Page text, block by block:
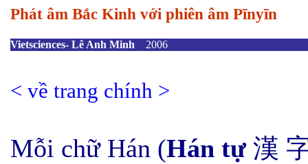
Phát âm Bắc Kinh với phiên âm Pīnyīn
Vietsciences- Lê Anh Minh 2006
< về trang chính >
Mỗi chữ Hán (Hán tự漢